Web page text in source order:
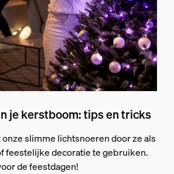
je kerstboom: tips en tricks
slimme lichtsnoeren door ze als
feestelijke decoratie te gebruiken.
de feestdagen!